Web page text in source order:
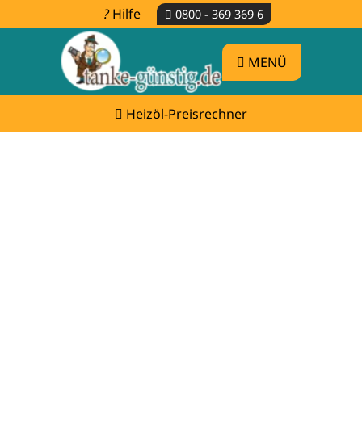
Hilfe 0800 - 369 369 6
MENÜ
Heizöl-Preisrechner